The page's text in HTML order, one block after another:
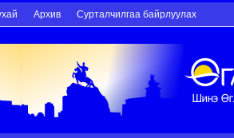
Архив Сурталчилгаа байрлуулах